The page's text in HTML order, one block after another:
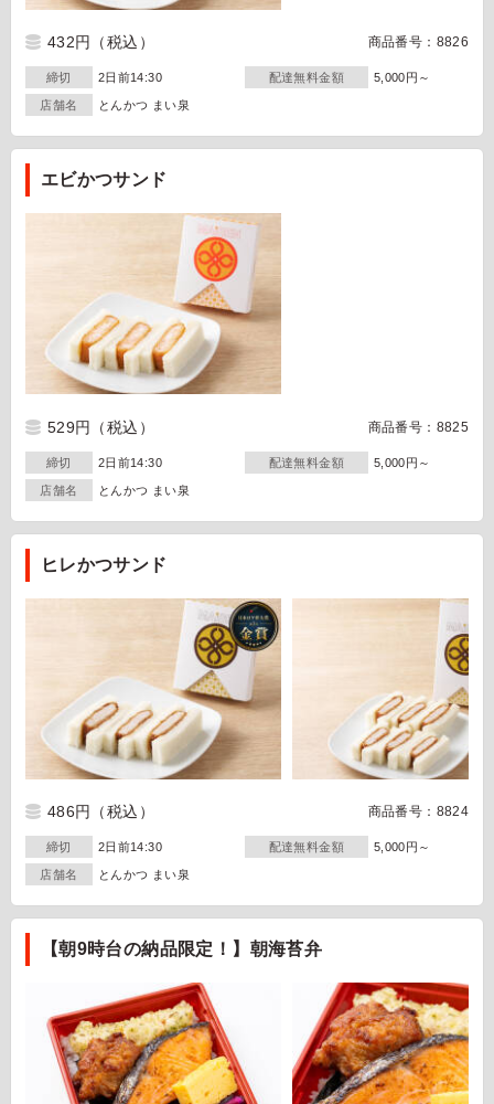
432円 （税込） 商品番号：8826
締切 2日前14:30 配達無料金額 5,000円～
店舗名 とんかつ まい泉
エビかつサンド
529円 （税込） 商品番号：8825
締切 2日前14:30 配達無料金額 5,000円～
店舗名 とんかつ まい泉
ヒレかつサンド
486円 （税込） 商品番号：8824
締切 2日前14:30 配達無料金額 5,000円～
店舗名 とんかつ まい泉
【朝9時台の納品限定！】朝海苔弁